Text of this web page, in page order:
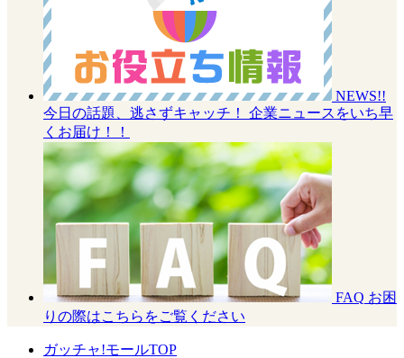
NEWS!!
今日の話題、逃さずキャッチ！ 企業ニュースをいち早
くお届け！！
FAQ お困
りの際はこちらをご覧ください
ガッチャ!モールTOP